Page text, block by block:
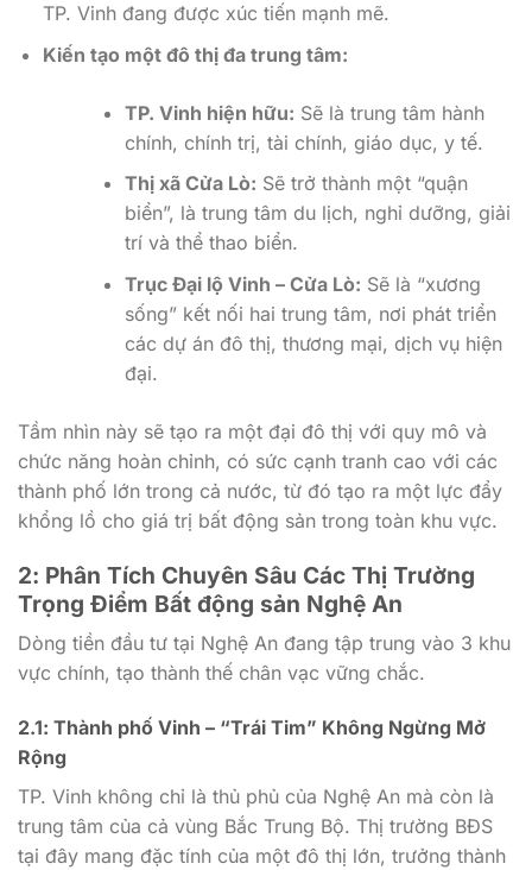
TP. Vinh đang được xúc tiến mạnh mẽ.
Kiến tạo một đô thị đa trung tâm:
TP. Vinh hiện hữu: Sẽ là trung tâm hành
chính, chính trị, tài chính, giáo dục, y tế.
Thị xã Cửa Lò: Sẽ trở thành một “quận
biển”, là trung tâm du lịch, nghỉ dưỡng, giải
trí và thể thao biển.
Trục Đại lộ Vinh – Cửa Lò: Sẽ là “xương
sống” kết nối hai trung tâm, nơi phát triển
các dự án đô thị, thương mại, dịch vụ hiện
đại.
Tầm nhìn này sẽ tạo ra một đại đô thị với quy mô và
chức năng hoàn chỉnh, có sức cạnh tranh cao với các
thành phố lớn trong cả nước, từ đó tạo ra một lực đẩy
khổng lồ cho giá trị bất động sản trong toàn khu vực.
2: Phân Tích Chuyên Sâu Các Thị Trường
Trọng Điểm Bất động sản Nghệ An
Dòng tiền đầu tư tại Nghệ An đang tập trung vào 3 khu
vực chính, tạo thành thế chân vạc vững chắc.
2.1: Thành phố Vinh – “Trái Tim” Không Ngừng Mở
Rộng
TP. Vinh không chỉ là thủ phủ của Nghệ An mà còn là
trung tâm của cả vùng Bắc Trung Bộ. Thị trường BĐS
tại đây mang đặc tính của một đô thị lớn, trưởng thành